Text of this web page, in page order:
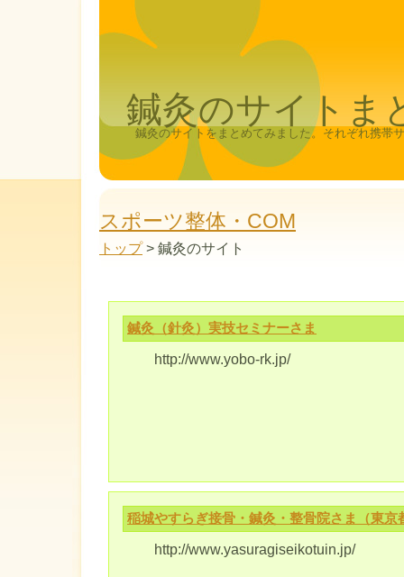
鍼灸のサイトま
鍼灸のサイトをまとめてみました。それぞれ携帯
スポーツ整体・COM
トップ> 鍼灸のサイト
鍼灸（針灸）実技セミナーさま
http://www.yobo-rk.jp/
稲城やすらぎ接骨・鍼灸・整骨院さま（東京
http://www.yasuragiseikotuin.jp/